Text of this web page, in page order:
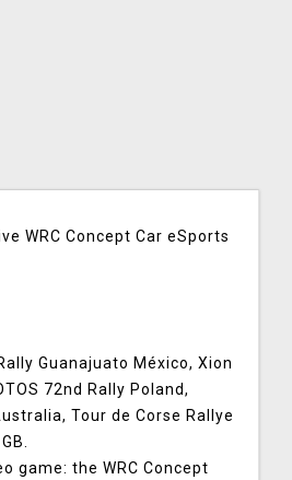
WRC Concept Car eSports
Guanajuato México, Xion
72nd Rally Poland,
Tour de Corse Rallye
game: the WRC Concept